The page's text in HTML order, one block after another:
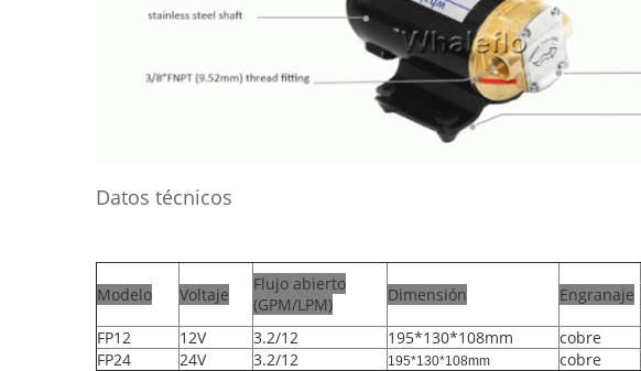
Datos técnicos
Modelo Voltaje
Flujo abierto
(GPM/LPM)
Dimensión Engranaje
FP12
12V 3.2/12 195*130*108mm cobre
FP24
24V 3.2/12 195*130*108mm cobre